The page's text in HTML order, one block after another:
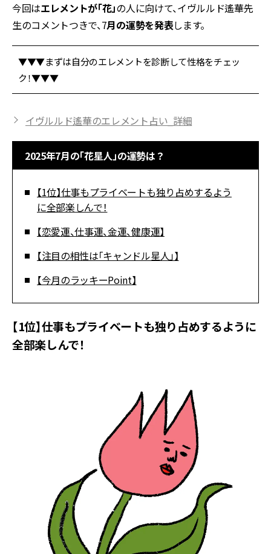
今回はエレメントが「花」の人に向けて、イヴルルド遙華先
生のコメントつきで、7月の運勢を発表します。
▼▼▼まずは自分のエレメントを診断して性格をチェッ
ク！▼▼▼
イヴルルド遙華のエレメント占い_詳細
2025年7月の「花星人」の運勢は？
【1位】仕事もプライベートも独り占めするよう
に全部楽しんで！
【恋愛運、仕事運、金運、健康運】
【注目の相性は「キャンドル星人」】
【今月のラッキーPoint】
【1位】仕事もプライベートも独り占めするように
全部楽しんで！